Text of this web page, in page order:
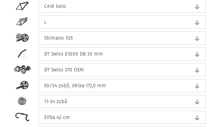
Celé kolo ↓
L ↓
Shimano 105 ↓
DT Swiss E1800 DB 30 mm ↓
DT Swiss 370 OEM ↓
50/34 zubů, délka 172,5 mm ↓
11-34 zubů ↓
šířka 42 cm ↓